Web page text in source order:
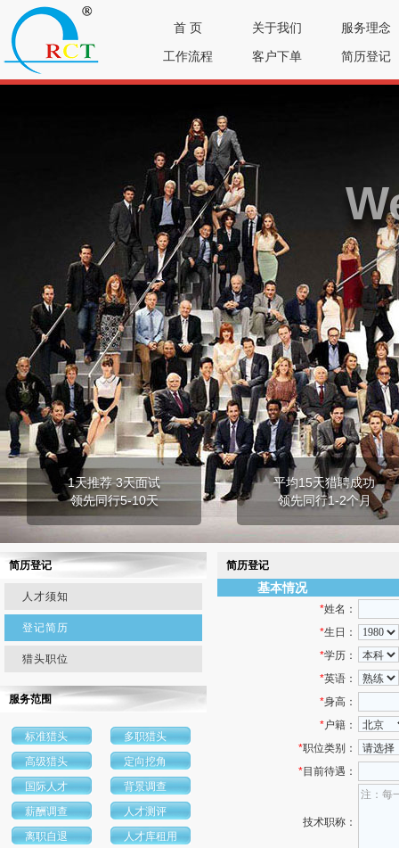
首 页 关于我们
服务理念
工作流程
客户下单 简历登记
1天推荐 3天面试
领先同行5-10天
平均15天猎聘成功
领先同行1-2个月
简历登记
人才须知
登记简历
猎头职位
服务范围
标准猎头
多职猎头
高级猎头
定向挖角
国际人才
背景调查
薪酬调查
人才测评
离职自退
人才库租用
简历登记
基本情况
*姓名：
*生日：
*学历：
*英语：
*身高：
*户籍：
*职位类别：
*目前待遇：
技术职称：